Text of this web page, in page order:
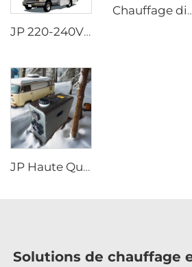
JP 220-240V 50Hz 220V Climatiseur sur toit pour voiture ou camping-car
Chauffage diesel air tout-en-un JP 12V
JP Haute Qualité 2kw Chauffage Diesel pour Voiture Tout-en-un, Chauffage Diesel Air Stationnaire 12v 24v pour Voiture, Camping-car, Camion
Solutions de chauffage